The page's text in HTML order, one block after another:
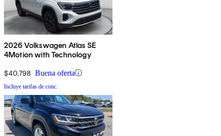
2026 Volkswagen Atlas SE
4Motion with Technology
$40,798 Buena oferta
Incluye tarifas de conc.